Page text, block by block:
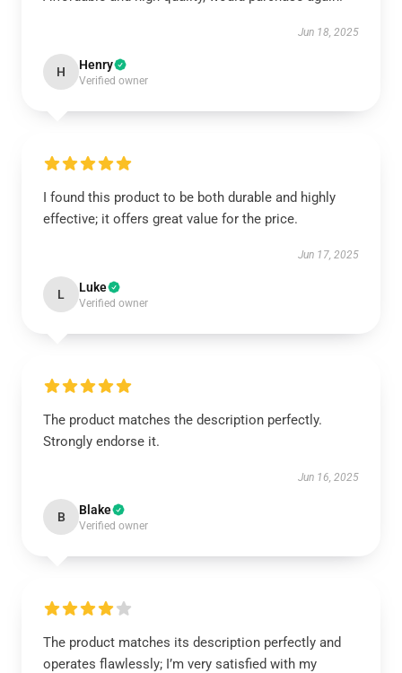
Jun 18, 2025
H Henry
Verified owner
I found this product to be both durable and highly
effective; it offers great value for the price.
Jun 17, 2025
L Luke
Verified owner
The product matches the description perfectly.
Strongly endorse it.
Jun 16, 2025
B Blake
Verified owner
The product matches its description perfectly and
operates flawlessly; I’m very satisfied with my